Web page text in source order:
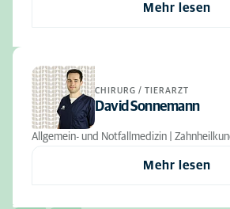
Mehr lesen
CHIRURG / TIERARZT
David Sonnemann
Allgemein- und Notfallmedizin |
Mehr lesen